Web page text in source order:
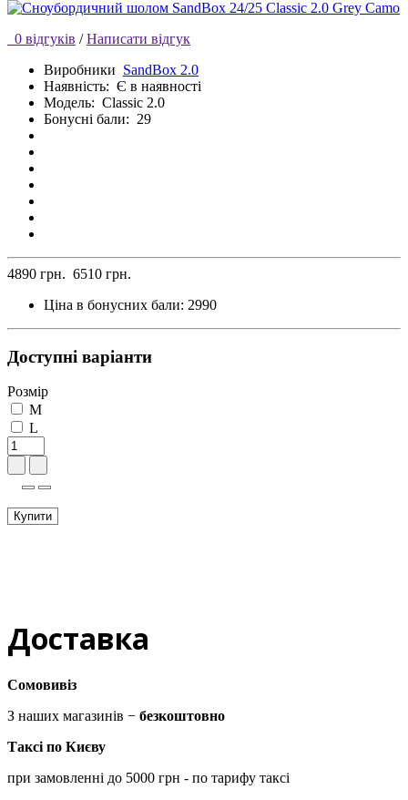
0 відгуків / Написати відгук
Виробники SandBox 2.0
Наявність: Є в наявності
Модель: Classic 2.0
Бонусні бали: 29
4890 грн. 6510 грн.
Ціна в бонусних бали: 2990
Доступні варіанти
Розмір
M
L
Купити
Доставка
Сомовивіз
З наших магазинів − безкоштовно
Таксі по Києву
при замовленні до 5000 грн - по тарифу таксі